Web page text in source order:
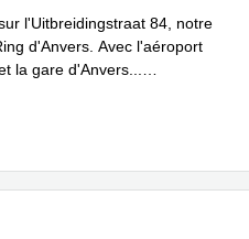
l'Uitbreidingstraat 84, notre
d'Anvers. Avec l'aéroport
la gare d'Anvers